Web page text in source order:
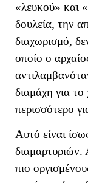
«λευκού» και
δουλεία, την
διαχωρισμό,
οποίο ο
διαμάχη για
περισσότερο
Αυτό είναι
πιο